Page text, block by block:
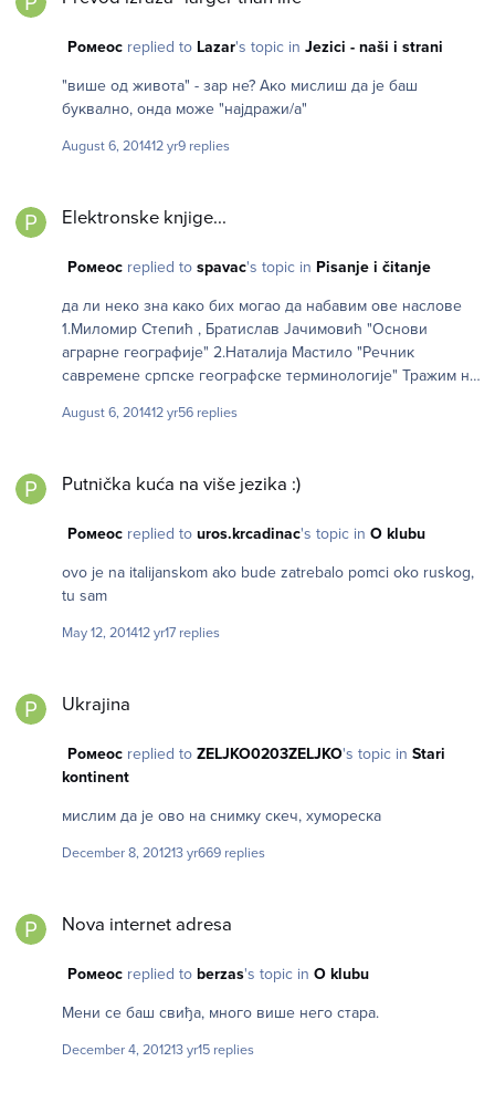
Ромеосreplied to Lazar's topic in Jezici - naši i strani
"више од живота" - зар не? Ако мислиш да је баш
буквално, онда може "најдражи/а"
August 6, 201412 yr9 replies
Elektronske knjige...
Ромеосreplied to spavac's topic in Pisanje i čitanje
да ли неко зна како бих могао да набавим ове наслове
1.Миломир Степић , Братислав Јачимовић "Основи
аграрне географије" 2.Наталија Мастило "Речник
савремене српске географске терминологије" Тражим на
купи штампано/електронско издање, ту сам.
August 6, 201412 yr56 replies
Putnička kuća na više jezika :)
Ромеосreplied to uros.krcadinac's topic in O klubu
ovo je na italijanskom ako bude zatrebalo pomci oko ruskog,
tu sam
May 12, 201412 yr17 replies
Ukrajina
Ромеосreplied to ZELJKO0203ZELJKO's topic in Stari
kontinent
мислим да је ово на снимку скеч, хумореска
December 8, 201213 yr669 replies
Nova internet adresa
Ромеосreplied to berzas's topic in O klubu
Мени се баш свиђа, много више него стара.
December 4, 201213 yr15 replies